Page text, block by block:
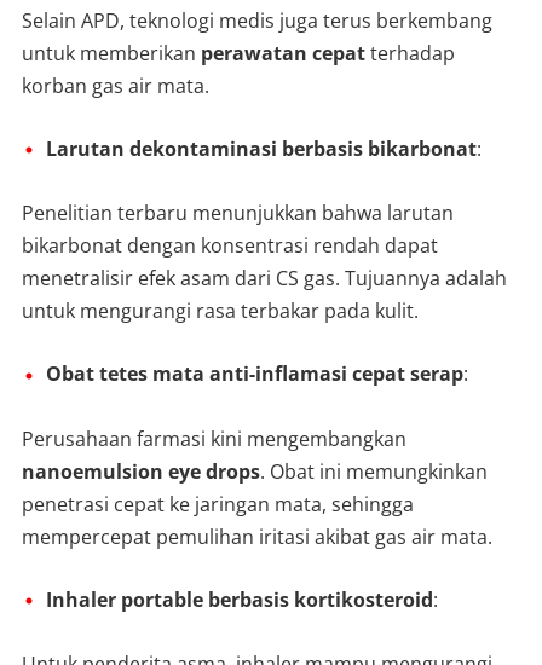
Selain APD, teknologi medis juga terus berkembang
untuk memberikan perawatan cepatterhadap
korban gas air mata.
Larutan dekontaminasi berbasis bikarbonat:
Penelitian terbaru menunjukkan bahwa larutan
bikarbonat dengan konsentrasi rendah dapat
menetralisir efek asam dari CS gas. Tujuannya adalah
untuk mengurangi rasa terbakar pada kulit.
Obat tetes mata anti-inflamasi cepat serap:
Perusahaan farmasi kini mengembangkan
nanoemulsion eye drops. Obat ini memungkinkan
penetrasi cepat ke jaringan mata, sehingga
mempercepat pemulihan iritasi akibat gas air mata.
Inhaler portable berbasis kortikosteroid: